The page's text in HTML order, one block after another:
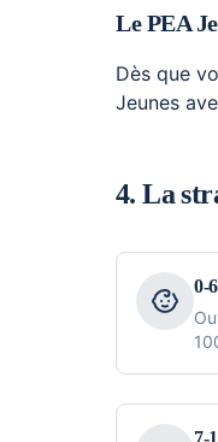
Le PEA
Dès que
Jeunes
4. La
0-
7-